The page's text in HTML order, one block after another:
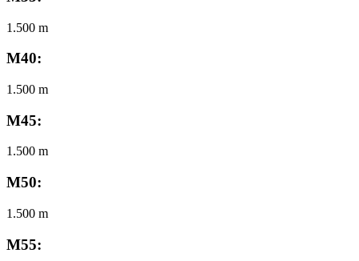
1.500 m
M40:
1.500 m
M45:
1.500 m
M50:
1.500 m
M55: